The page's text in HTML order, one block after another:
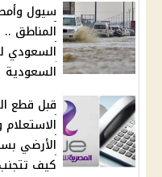
سيول
المناطق ..
السعودي
السعودية
قبل قطع
الأرضي
كيف